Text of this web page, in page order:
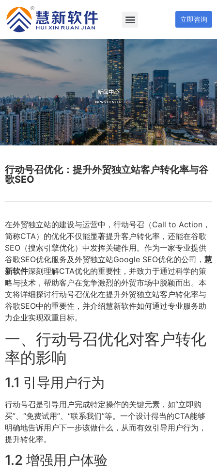
立即咨询
行动号召优化：提升外贸独立站客户转化率与谷
歌SEO
在外贸独立站的建设与运营中，行动号召（Call to Action，
简称CTA）的优化不仅能显著提升客户转化率，还能在谷歌
SEO（搜索引擎优化）中发挥关键作用。作为一家专业提供
谷歌SEO优化服务及外贸独立站Google SEO优化的公司， 慧
新软件深刻理解CTA优化的重要性，并致力于通过科学的策
略与技术，帮助客户在竞争激烈的外贸市场中脱颖而出。本
文将详细探讨行动号召优化在提升外贸独立站客户转化率与
谷歌SEO中的重要性，并介绍慧新软件如何通过专业服务助
力企业实现双重目标。
一、行动号召优化对客户转化
率的影响
1.1 引导用户行为
行动号召是引导用户完成特定操作的关键元素，如“立即购
买”、“免费试用”、“联系我们”等。一个设计得当的CTA能够
明确地告诉用户下一步该做什么，从而有效引导用户行为，
提升转化率。
1.2 增强用户体验